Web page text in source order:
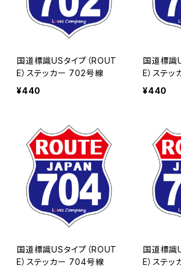
国道標識USタイプ（ROUT
E）ステッカー 702号線
¥440
国道標識
E）ステ
¥440
国道標識USタイプ（ROUT
E）ステッカー 704号線
国道標識
E）ステ